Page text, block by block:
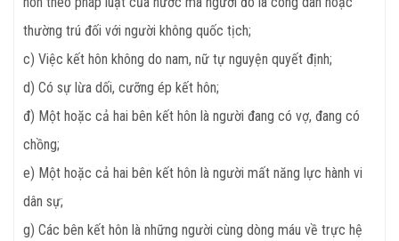
thường trú đối với người không quốc tịch;
c) Việc kết hôn không do nam, nữ tự nguyện quyết định;
d) Có sự lừa dối, cưỡng ép kết hôn;
đ) Một hoặc cả hai bên kết hôn là người đang có vợ, đang có
chồng;
e) Một hoặc cả hai bên kết hôn là người mất năng lực hành vi
dân sự;
g) Các bên kết hôn là những người cùng dòng máu về trực hệ